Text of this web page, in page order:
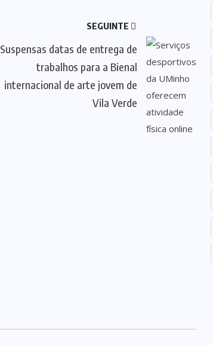
SEGUINTE
Suspensas datas de entrega de
trabalhos para a Bienal
internacional de arte jovem de
Vila Verde